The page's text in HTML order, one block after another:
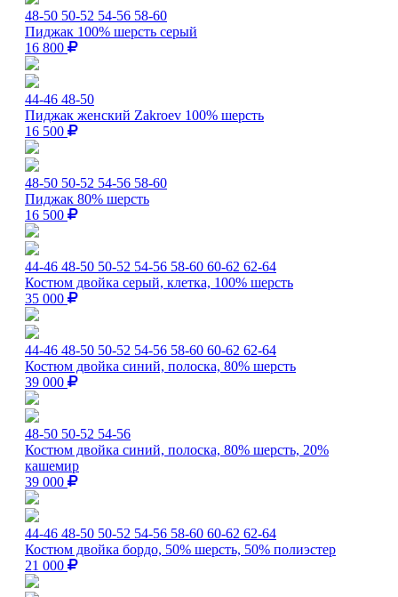
48-50 50-52 54-56 58-60
Пиджак 100% шерсть серый
16 800
44-46 48-50
Пиджак женский Zakroev 100% шерсть
16 500
48-50 50-52 54-56 58-60
Пиджак 80% шерсть
16 500
44-46 48-50 50-52 54-56 58-60 60-62 62-64
Костюм двойка серый, клетка, 100% шерсть
35 000
44-46 48-50 50-52 54-56 58-60 60-62 62-64
Костюм двойка синий, полоска, 80% шерсть
39 000
48-50 50-52 54-56
Костюм двойка синий, полоска, 80% шерсть, 20%
кашемир
39 000
44-46 48-50 50-52 54-56 58-60 60-62 62-64
Костюм двойка бордо, 50% шерсть, 50% полиэстер
21 000